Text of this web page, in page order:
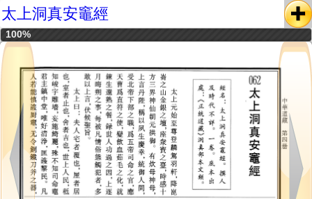
太上洞真安竈經
100%